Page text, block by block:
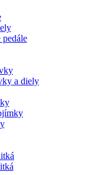
a diely